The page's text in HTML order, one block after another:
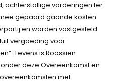
achterstallige vorderingen ter
gepaard gaande kosten
en worden vastgesteld
vergoeding voor
Tevens is Roossien
deze Overeenkomst en
met